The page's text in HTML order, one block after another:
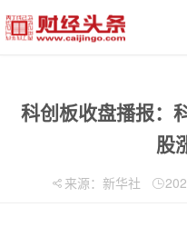
科创板收盘播报：
股
来源：新华社